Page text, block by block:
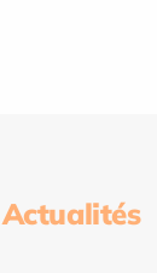
Actualités